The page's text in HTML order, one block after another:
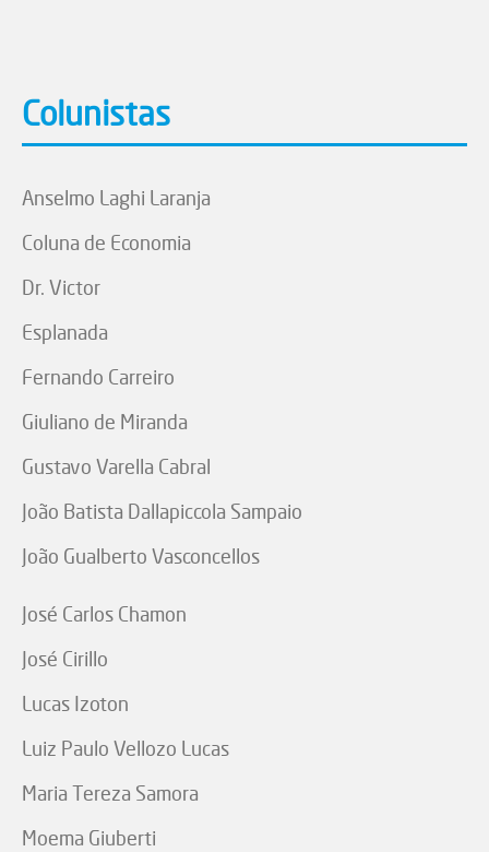
Colunistas
Anselmo Laghi Laranja
Coluna de Economia
Dr. Victor
Esplanada
Fernando Carreiro
Giuliano de Miranda
Gustavo Varella Cabral
João Batista Dallapiccola Sampaio
João Gualberto Vasconcellos
José Carlos Chamon
José Cirillo
Lucas Izoton
Luiz Paulo Vellozo Lucas
Maria Tereza Samora
Moema Giuberti